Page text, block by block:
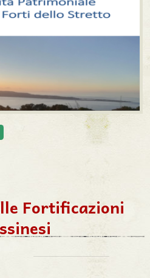
Fortificazioni